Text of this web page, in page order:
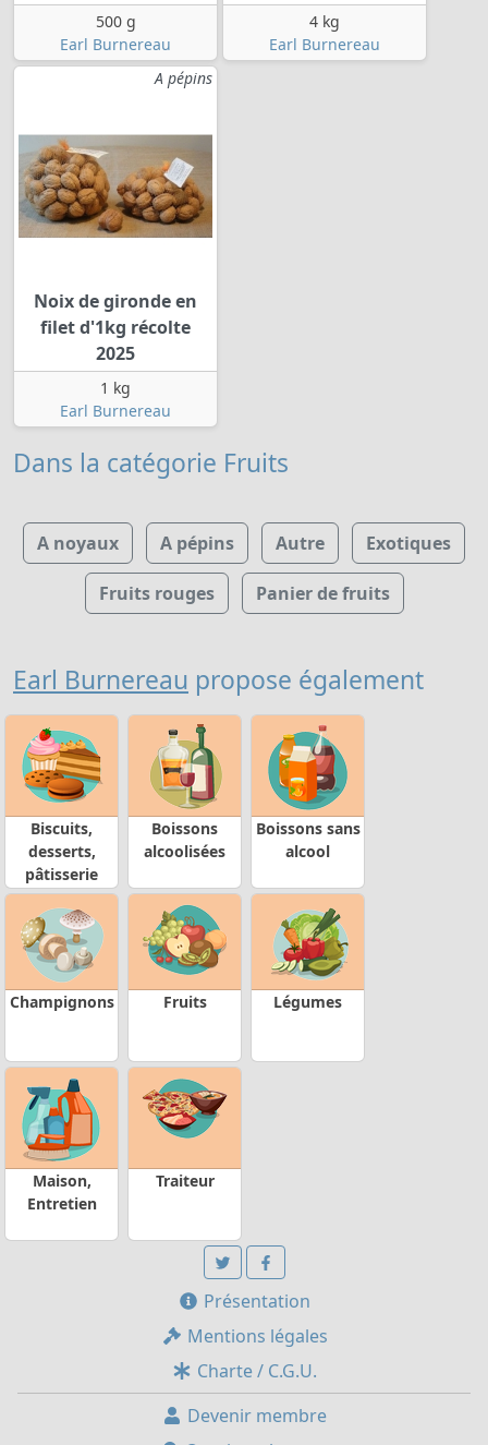
500 g
Earl Burnereau
4 kg
Earl Burnereau
A pépins
Noix de gironde en
filet d'1kg récolte
2025
1 kg
Earl Burnereau
Dans la catégorie Fruits
A noyaux A pépins Autre Exotiques
Fruits rouges Panier de fruits
Earl Burnereau propose également
Biscuits,
desserts,
pâtisserie
Boissons
alcoolisées
Boissons sans
alcool
Champignons Fruits Légumes
Maison,
Entretien
Traiteur
Présentation
Mentions légales
Charte / C.G.U.
Devenir membre